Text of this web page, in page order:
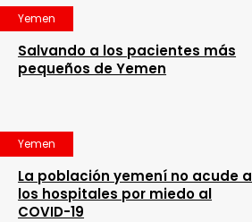
Yemen
Salvando a los pacientes más
pequeños de Yemen
Yemen
La población yemení no acude a
los hospitales por miedo al
COVID-19